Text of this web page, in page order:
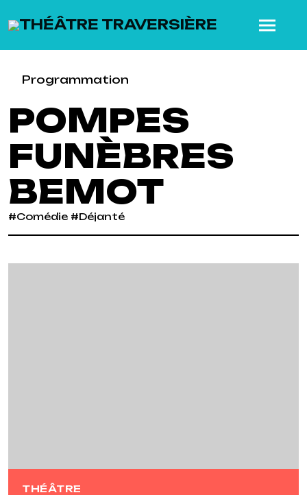
Programmation
POMPES
FUNÈBRES
BEMOT
#Comédie #Déjanté
THÉÂTRE